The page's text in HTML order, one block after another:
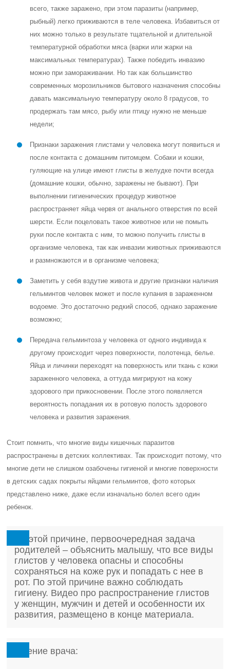
всего, также заражено, при этом паразиты (например,
рыбный) легко приживаются в теле человека. Избавиться от
них можно только в результате тщательной и длительной
температурной обработки мяса (варки или жарки на
максимальных температурах). Также победить инвазию
можно при замораживании. Но так как большинство
современных морозильников бытового назначения способны
давать максимальную температуру около 8 градусов, то
продержать там мясо, рыбу или птицу нужно не меньше
недели;
Признаки заражения глистами у человека могут появиться и
после контакта с домашним питомцем. Собаки и кошки,
гуляющие на улице имеют глисты в желудке почти всегда
(домашние кошки, обычно, заражены не бывают). При
выполнении гигиенических процедур животное
распространяет яйца червя от анального отверстия по всей
шерсти. Если поцеловать такое животное или не помыть
руки после контакта с ним, то можно получить глисты в
организме человека, так как инвазии животных приживаются
и размножаются и в организме человека;
Заметить у себя вздутие живота и другие признаки наличия
гельминтов человек может и после купания в зараженном
водоеме. Это достаточно редкий способ, однако заражение
возможно;
Передача гельминтоза у человека от одного индивида к
другому происходит через поверхности, полотенца, белье.
Яйца и личинки переходят на поверхность или ткань с кожи
зараженного человека, а оттуда мигрируют на кожу
здорового при прикосновении. После этого появляется
вероятность попадания их в ротовую полость здорового
человека и развития заражения.
Стоит помнить, что многие виды кишечных паразитов
распространены в детских коллективах. Так происходит потому, что
многие дети не слишком озабочены гигиеной и многие поверхности
в детских садах покрыты яйцами гельминтов, фото которых
представлено ниже, даже если изначально болел всего один
ребенок.
По этой причине, первоочередная задача
родителей – объяснить малышу, что все виды
глистов у человека опасны и способны
сохраняться на коже рук и попадать с нее в
рот. По этой причине важно соблюдать
гигиену. Видео про распространение глистов
у женщин, мужчин и детей и особенности их
развития, размещено в конце материала.
Мнение врача: